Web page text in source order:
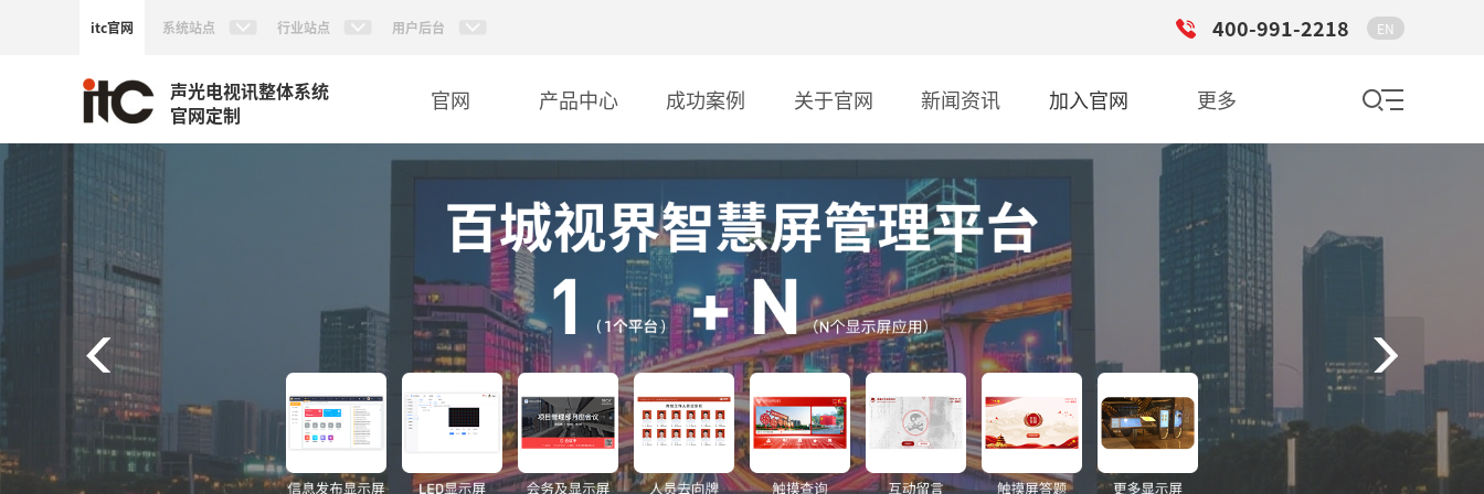
itc官网 系统站点 行业站点 用户后台 400-991-2218 EN
声光电视讯整体系统
官网定制
官网 产品中心 成功案例 关于官网 新闻资讯 加入官网 更多